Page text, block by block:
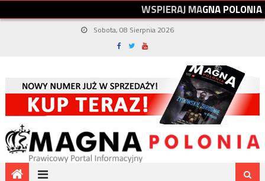
WSPIERAJMAGNAPOLONIA
Sobota, 08 Sierpnia 2026